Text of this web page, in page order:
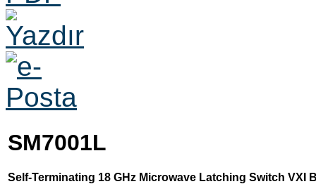
SM7001L
Self-Terminating 18 GHz Microwave Latching Switch VXI